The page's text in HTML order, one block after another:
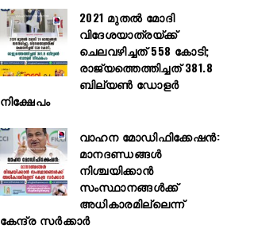
2021 മുതൽ മോദി
വിദേശയാത്രയ്ക്ക്
ചെലവഴിച്ചത് 558 കോടി;
രാജ്യത്തെത്തിച്ചത് 381.8
ബില്യൺ ഡോളർ
നിക്ഷേപം
വാഹന മോഡിഫിക്കേഷൻ:
മാനദണ്ഡങ്ങൾ
നിശ്ചയിക്കാൻ
സംസ്ഥാനങ്ങൾക്ക്
അധികാരമില്ലെന്ന്
കേന്ദ്ര സർക്കാർ